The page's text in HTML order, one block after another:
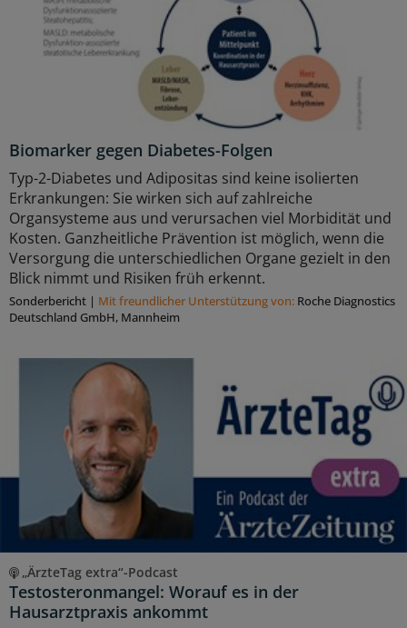
Biomarker gegen Diabetes-Folgen
Typ-2-Diabetes und Adipositas sind keine isolierten
Erkrankungen: Sie wirken sich auf zahlreiche
Organsysteme aus und verursachen viel Morbidität und
Kosten. Ganzheitliche Prävention ist möglich, wenn die
Versorgung die unterschiedlichen Organe gezielt in den
Blick nimmt und Risiken früh erkennt.
Sonderbericht | Mit freundlicher Unterstützung von: Roche Diagnostics
Deutschland GmbH, Mannheim
„ÄrzteTag extra“-Podcast
Testosteronmangel: Worauf es in der
Hausarztpraxis ankommt